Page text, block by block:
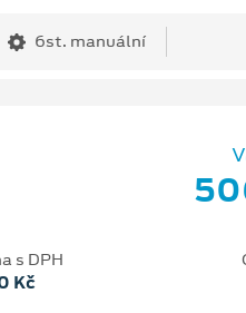
6st. manuální
s DPH
Kč